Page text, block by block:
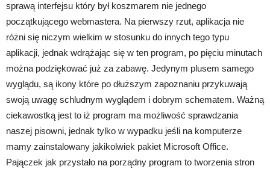
sprawą interfejsu który był koszmarem nie jednego
początkującego webmastera. Na pierwszy rzut, aplikacja nie
różni się niczym wielkim w stosunku do innych tego typu
aplikacji, jednak wdrążając się w ten program, po pięciu minutach
można podziękować już za zabawę. Jedynym plusem samego
wyglądu, są ikony które po dłuższym zapoznaniu przykuwają
swoją uwagę schludnym wyglądem i dobrym schematem. Ważną
ciekawostką jest to iż program ma możliwość sprawdzania
naszej pisowni, jednak tylko w wypadku jeśli na komputerze
mamy zainstalowany jakikolwiek pakiet Microsoft Office.
Pajączek jak przystało na porządny program to tworzenia stron